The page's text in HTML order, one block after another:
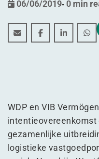
06/06/2019- 0 min
WDP en VIBWDP en VIB
WDP en
WDP en VIB
gezamenlijke
logistieke